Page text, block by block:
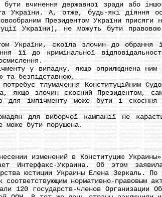
вчинення державної зради або
України. А, отже, будь-які діяння
Президентом України присяги
України), не можуть бути правовою
скоїла злочин до обрання
її до кримінальної
у випадку, якщо оприлюднена ним
та безпідставною.
тлумачення Конституційним
якщо злочин скоєний Президентом,
для імпічменту може бути і скоєння
для виборчої кампанії не
може бути порушена.
изменений в Конституцию
Интерфакс-Украина. Об этом
юстиции Украины Елена Зеркаль.
нормативно-правовым
120 государств-членов Организации